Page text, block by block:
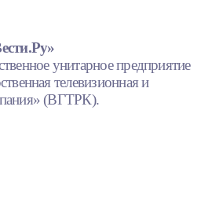
унитарное предприятие
телевизионная и
(ВГТРК).